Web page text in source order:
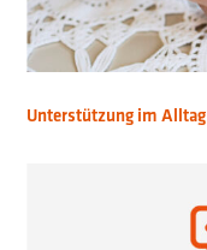
Unterstützung im Alltag